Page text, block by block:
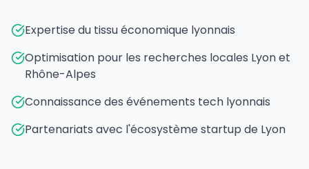
Expertise du tissu économique lyonnais
Optimisation pour les recherches locales Lyon et
Rhône-Alpes
Connaissance des événements tech lyonnais
Partenariats avec l'écosystème startup de Lyon